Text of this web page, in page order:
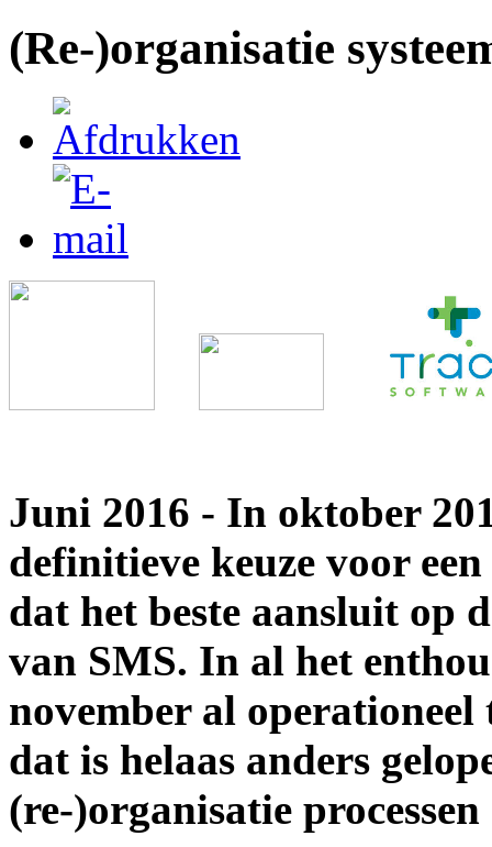
(Re-)organisatie
Juni 2016 - In oktober
definitieve keuze voor
dat het beste aansluit op
van SMS. In al het
november al operationeel
dat is helaas anders
(re-)organisatie